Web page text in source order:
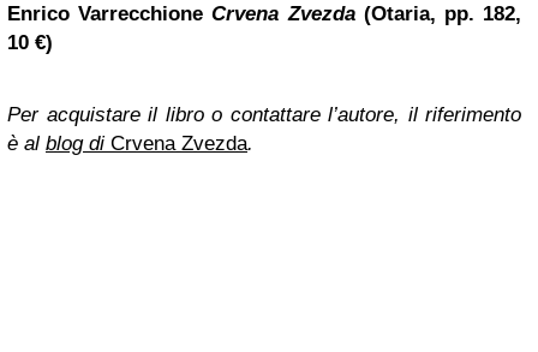
Enrico VarrecchioneCrvena Zvezda(Otaria, pp. 182,
10 €)
Per acquistare il libro o contattare l’autore, il riferimento
è al blog di Crvena Zvezda.